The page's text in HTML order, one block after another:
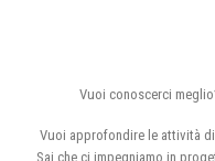
Vuoi conoscerci
Vuoi approfondire le attività
Sai che ci impegniamo in